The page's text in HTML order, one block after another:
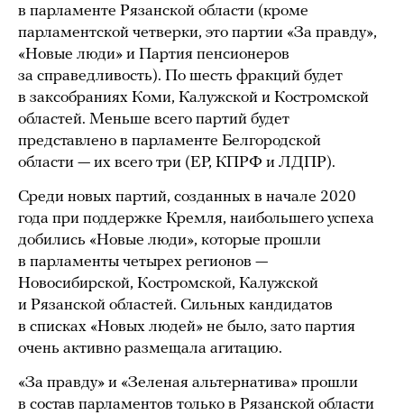
в парламенте Рязанской области (кроме
парламентской четверки, это партии «За правду»,
«Новые люди» и Партия пенсионеров
за справедливость). По шесть фракций будет
в заксобраниях Коми, Калужской и Костромской
областей. Меньше всего партий будет
представлено в парламенте Белгородской
области — их всего три (ЕР, КПРФ и ЛДПР).
Среди новых партий, созданных в начале 2020
года при поддержке Кремля, наибольшего успеха
добились «Новые люди», которые прошли
в парламенты четырех регионов —
Новосибирской, Костромской, Калужской
и Рязанской областей. Сильных кандидатов
в списках «Новых людей» не было, зато партия
очень активно размещала агитацию.
«За правду» и «Зеленая альтернатива» прошли
в состав парламентов только в Рязанской области